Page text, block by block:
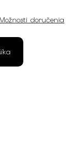
Možnosti doručenia